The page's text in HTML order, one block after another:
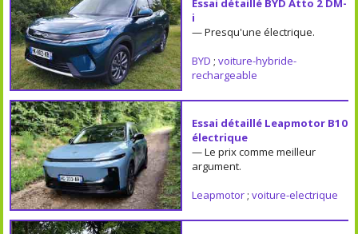
Essai détaillé BYD Atto 2 DM-
i
— Presqu'une électrique.
BYD ; voiture-hybride-
rechargeable
Essai détaillé Leapmotor B10
électrique
— Le prix comme meilleur
argument.
Leapmotor; voiture-electrique